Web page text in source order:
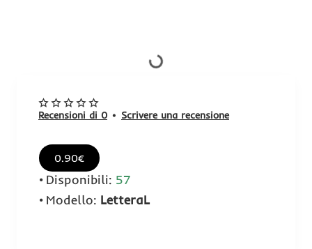
Recensioni di 0 • Scrivere una recensione
0.90€
Disponibili: 57
Modello: LetteraL